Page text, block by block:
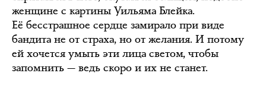
женщине с картины Уильяма Блейка.
Её бесстрашное сердце замирало при виде
бандита не от страха, но от желания. И потому
ей хочется умыть эти лица светом, чтобы
запомнить — ведь скоро и их не станет.